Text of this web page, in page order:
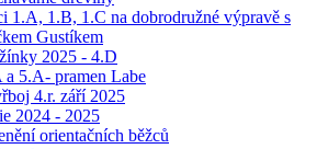
1.A, 1.B, 1.C na dobrodružné výpravě s
Gustíkem
2025 - 4.D
a 5.A- pramen Labe
4.r. září 2025
2024 - 2025
orientačních běžců